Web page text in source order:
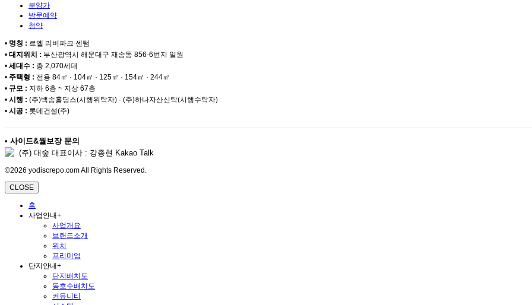
분양가
방문예약
청약
• 명칭 : 르엘 리버파크 센텀
• 대지위치 : 부산광역시 해운대구 재송동 856-6번지 일원
• 세대수 : 총 2,070세대
• 주택형 : 전용 84㎡ · 104㎡ · 125㎡ · 154㎡ · 244㎡
• 규모 : 지하 6층 ~ 지상 67층
• 시행 : (주)백송홀딩스(시행위탁자) · (주)하나자산신탁(시행수탁자)
• 시공 : 롯데건설(주)
• 사이드&월보장 문의
(주) 대숲 대표이사 : 강종현 Kakao Talk
©2026 yodiscrepo.com All Rights Reserved.
CLOSE
홈
사업안내+
사업개요
브랜드소개
위치
프리미엄
단지안내+
단지배치도
동호수배치도
커뮤니티